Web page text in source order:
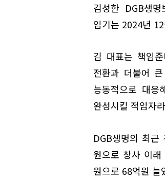
김성한 DGB생
임기는 2024년
김 대표는 책임
전환과 더불어
능동적으로 대
완성시킬 적임자
DGB생명의 최근
원으로 창사 이
원으로 68억원 늘